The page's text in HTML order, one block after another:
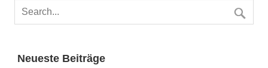
Neueste Beiträge